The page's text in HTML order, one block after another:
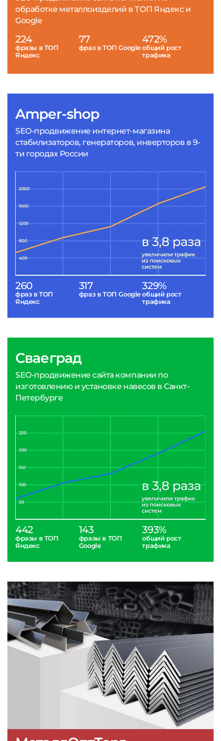
Amper-shop
SEO-продвижение интернет-магазина
стабилизаторов, генераторов, инверторов в 9-
ти городах России
260
фраз в ТОП
Яндекс
317
фраз в ТОП Google
329%
общий рост
трафика
обработке металлоизделий в ТОП Яндекс и
Google
224
фразы в ТОП
Яндекс
77
фраз в ТОП Google
472%
общий рост
трафика
Сваеград
SEO-продвижение сайта компании по
изготовлению и установке навесов в Санкт-
Петербурге
442
фразы в ТОП
Яндекс
143
фразы в ТОП
Google
393%
общий рост
трафика